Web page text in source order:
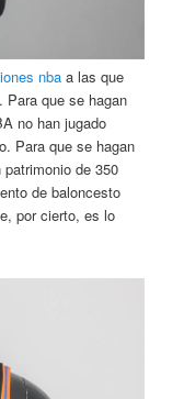
nba a las que
Para que se hagan
no han jugado
Para que se hagan
de 350
de baloncesto
por cierto, es lo